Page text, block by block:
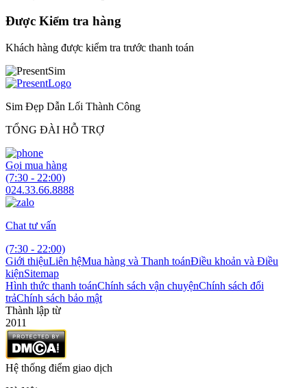
Được Kiểm tra hàng
Khách hàng được kiểm tra trước thanh toán
Sim Đẹp Dẫn Lối Thành Công
TỔNG ĐÀI HỖ TRỢ
Gọi mua hàng
(7:30 - 22:00)
024.33.66.8888
Chat tư vấn
(7:30 - 22:00)
Giới thiệuLiên hệMua hàng và Thanh toánĐiều khoản và Điều
kiệnSitemap
Hình thức thanh toánChính sách vận chuyệnChính sách đổi
trảChính sách bảo mật
Thành lập từ
2011
Hệ thống điểm giao dịch